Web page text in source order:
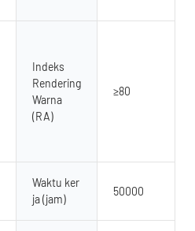
Indeks
Rendering
Warna
(RA)
≥80
Waktu ker
ja (jam)
50000